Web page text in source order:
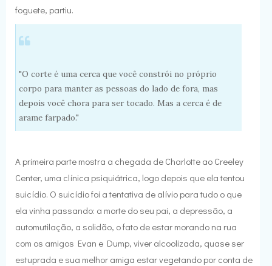
foguete, partiu.
"O corte é uma cerca que você constrói no próprio
corpo para manter as pessoas do lado de fora, mas
depois você chora para ser tocado. Mas a cerca é de
arame farpado."
A primeira parte mostra a chegada de Charlotte ao Creeley
Center, uma clínica psiquiátrica, logo depois que ela tentou
suicídio. O suicídio foi a tentativa de alívio para tudo o que
ela vinha passando: a morte do seu pai, a depressão, a
automutilação, a solidão, o fato de estar morando na rua
com os amigos Evan e Dump, viver alcoolizada, quase ser
estuprada e sua melhor amiga estar vegetando por conta de